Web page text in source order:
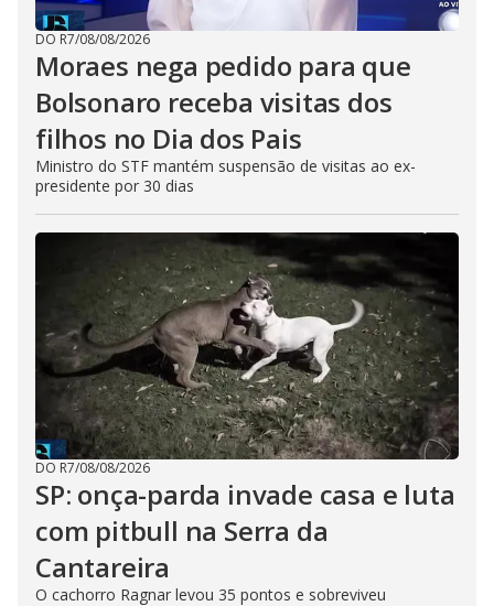
DO R7/08/08/2026
Moraes nega pedido para que
Bolsonaro receba visitas dos
filhos no Dia dos Pais
Ministro do STF mantém suspensão de visitas ao ex-
presidente por 30 dias
DO R7/08/08/2026
SP: onça-parda invade casa e luta
com pitbull na Serra da
Cantareira
O cachorro Ragnar levou 35 pontos e sobreviveu